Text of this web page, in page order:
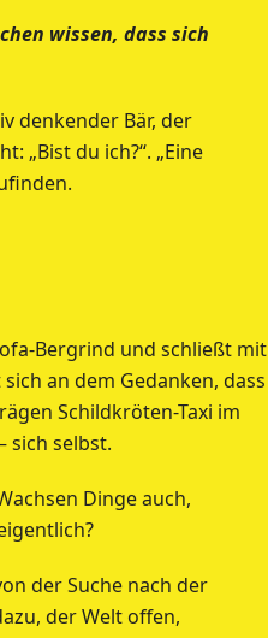
wissen, dass sich
denkender Bär, der
„Bist du ich?“. „Eine
Bergrind und schließt mit
an dem Gedanken, dass
Schildkröten-Taxi im
sich selbst.
Dinge auch,
der Suche nach der
der Welt offen,